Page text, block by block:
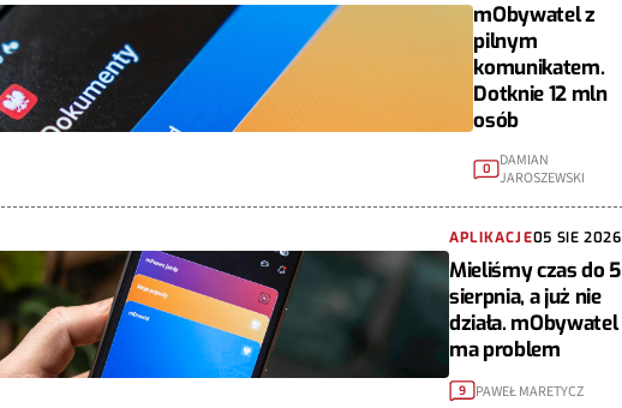
mObywatel z
pilnym
komunikatem.
Dotknie 12 mln
osób
0
DAMIAN
JAROSZEWSKI
APLIKACJE05 SIE 2026
Mieliśmy czas do 5
sierpnia, a już nie
działa. mObywatel
ma problem
9 PAWEŁ MARETYCZ